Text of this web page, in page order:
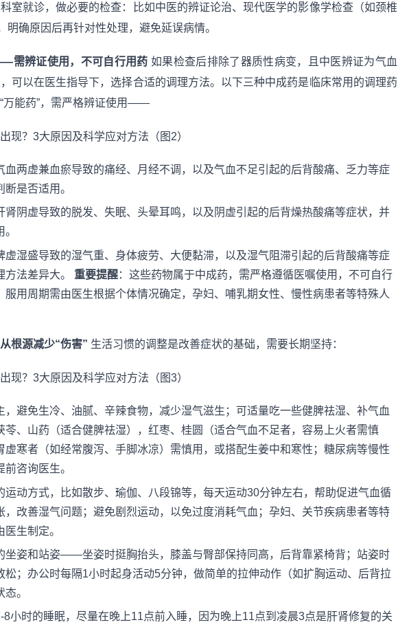
室就诊，做必要的检查：比如中医的辨证论治、现代医学的影像学检查（如颈椎
明确原因后再针对性处理，避免延误病情。
需辨证使用，不可自行用药 如果检查后排除了器质性病变，且中医辨证为气血
可以在医生指导下，选择合适的调理方法。以下三种中成药是临床常用的调理药
万能药”，需严格辨证使用——
血两虚兼血瘀导致的痛经、月经不调，以及气血不足引起的后背酸痛、乏力等症
是否适用。
肾阴虚导致的脱发、失眠、头晕耳鸣，以及阴虚引起的后背燥热酸痛等症状，并
虚湿盛导致的湿气重、身体疲劳、大便黏滞，以及湿气阻滞引起的后背酸痛等症
方法差异大。 重要提醒：这些药物属于中成药，需严格遵循医嘱使用，不可自行
服用周期需由医生根据个体情况确定，孕妇、哺乳期女性、慢性病患者等特殊人
根源减少“伤害” 生活习惯的调整是改善症状的基础，需要长期坚持：
，避免生冷、油腻、辛辣食物，减少湿气滋生；可适量吃一些健脾祛湿、补气血
苓、山药（适合健脾祛湿），红枣、桂圆（适合气血不足者，容易上火者需慎
虚寒者（如经常腹泻、手脚冰凉）需慎用，或搭配生姜中和寒性；糖尿病等慢性
咨询医生。
运动方式，比如散步、瑜伽、八段锦等，每天运动30分钟左右，帮助促进气血循
，改善湿气问题；避免剧烈运动，以免过度消耗气血；孕妇、关节疾病患者等特
生制定。
坐姿和站姿——坐姿时挺胸抬头，膝盖与臀部保持同高，后背靠紧椅背；站姿时
松；办公时每隔1小时起身活动5分钟，做简单的拉伸动作（如扩胸运动、后背拉
。
8小时的睡眠，尽量在晚上11点前入睡，因为晚上11点到凌晨3点是肝肾修复的关